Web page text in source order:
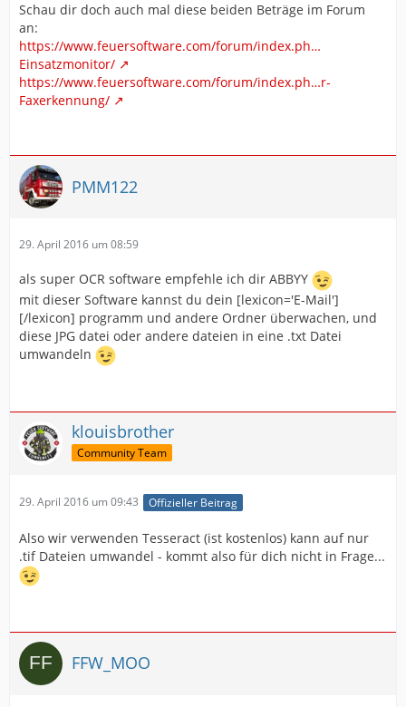
Schau dir doch auch mal diese beiden Beträge im Forum
an:
https://www.feuersoftware.com/forum/index.ph…
Einsatzmonitor/
https://www.feuersoftware.com/forum/index.ph…r-
Faxerkennung/
PMM122
29. April 2016 um 08:59
als super OCR software empfehle ich dir ABBYY
mit dieser Software kannst du dein [lexicon='E-Mail']
[/lexicon] programm und andere Ordner überwachen, und
diese JPG datei oder andere dateien in eine .txt Datei
umwandeln
klouisbrother
Community Team
29. April 2016 um 09:43 Offizieller Beitrag
Also wir verwenden Tesseract (ist kostenlos) kann auf nur
.tif Dateien umwandel - kommt also für dich nicht in Frage...
FFW_MOO